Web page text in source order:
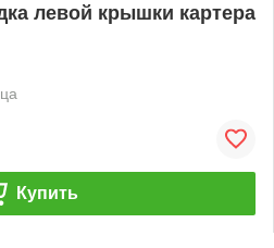
левой крышки картера
Купить